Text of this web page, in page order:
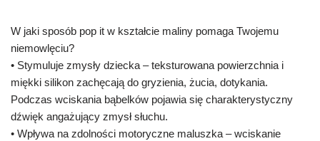
W jaki sposób pop it w kształcie maliny pomaga Twojemu
niemowlęciu?
• Stymuluje zmysły dziecka – teksturowana powierzchnia i
miękki silikon zachęcają do gryzienia, żucia, dotykania.
Podczas wciskania bąbelków pojawia się charakterystyczny
dźwięk angażujący zmysł słuchu.
• Wpływa na zdolności motoryczne maluszka – wciskanie